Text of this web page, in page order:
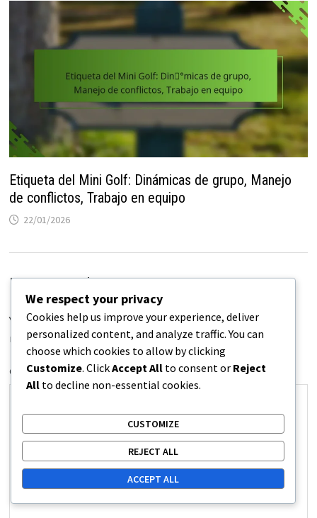
Etiqueta del Mini Golf: Dinámicas de grupo, Manejo
de conflictos, Trabajo en equipo
22/01/2026
Leave a Reply
Your email address will not be published.Required fields are
marked*
COMMENT*
We respect your privacy
Cookies help us improve your experience, deliver
personalized content, and analyze traffic. You can
choose which cookies to allow by clicking
Customize. ClickAccept All to consent or Reject
All to decline non-essential cookies.
CUSTOMIZE
REJECT ALL
ACCEPT ALL